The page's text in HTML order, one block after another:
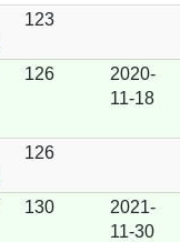
123
126
2020-
11-18
126
130
2021-
11-30